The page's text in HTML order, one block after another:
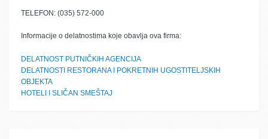
TELEFON: (035) 572-000
Informacije o delatnostima koje obavlja ova firma:
DELATNOST PUTNIČKIH AGENCIJA
DELATNOSTI RESTORANA I POKRETNIH UGOSTITELJSKIH
OBJEKTA
HOTELI I SLIČAN SMEŠTAJ